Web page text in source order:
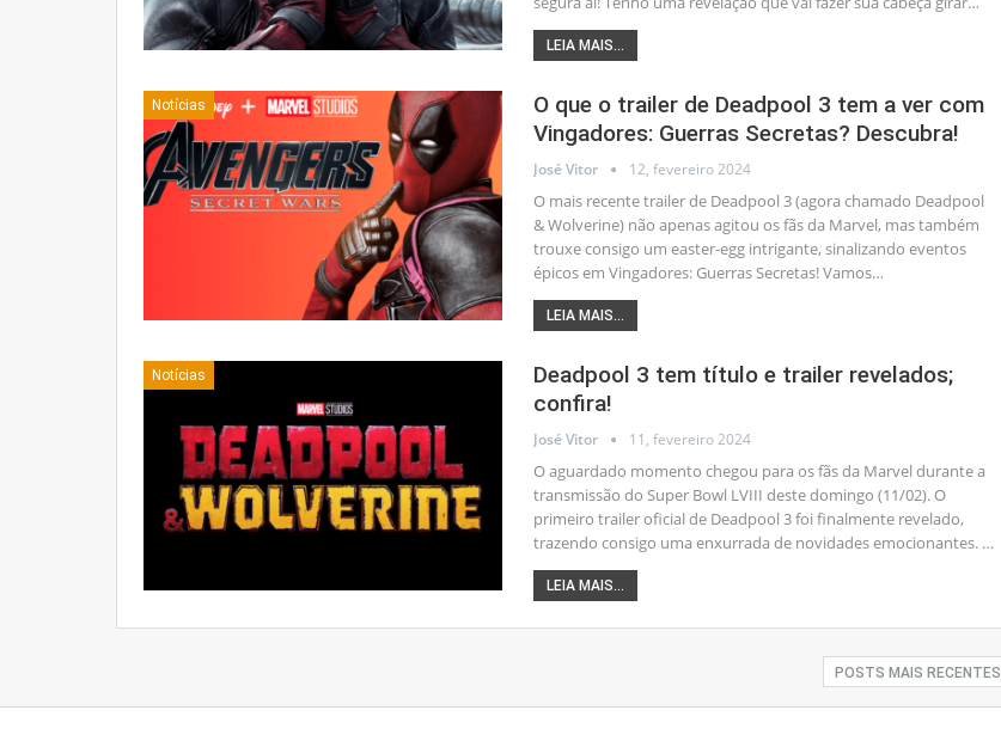
LEIA MAIS...
Notícias
O que o trailer de Deadpool 3 tem a ver com
Vingadores: Guerras Secretas? Descubra!
José Vitor 12, fevereiro 2024
O mais recente trailer de Deadpool 3 (agora chamado Deadpool
& Wolverine) não apenas agitou os fãs da Marvel, mas também
trouxe consigo um easter-egg intrigante, sinalizando eventos
épicos em Vingadores: Guerras Secretas! Vamos…
LEIA MAIS...
Notícias
Deadpool 3 tem título e trailer revelados;
confira!
José Vitor 11, fevereiro 2024
O aguardado momento chegou para os fãs da Marvel durante a
transmissão do Super Bowl LVIII deste domingo (11/02). O
primeiro trailer oficial de Deadpool 3 foi finalmente revelado,
trazendo consigo uma enxurrada de novidades emocionantes. …
LEIA MAIS...
POSTS MAIS RECENTES